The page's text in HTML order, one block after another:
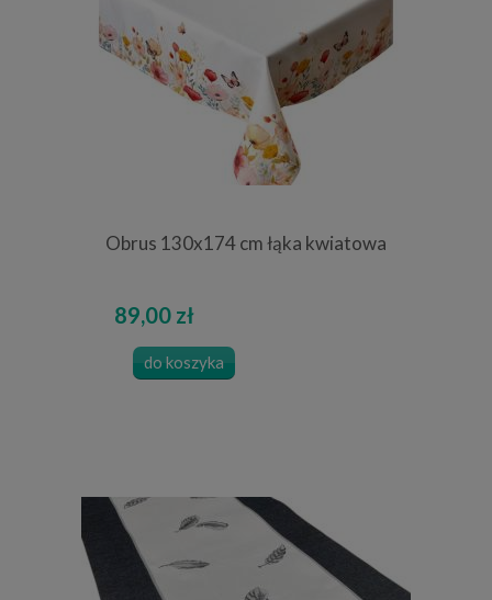
Obrus 130x174 cm łąka kwiatowa
89,00 zł
do koszyka